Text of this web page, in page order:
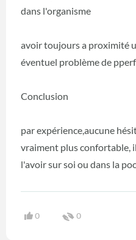
dans l'organisme
avoir toujours a proximité
éventuel problème de
Conclusion
par expérience,aucune
vraiment plus confortable,
l'avoir sur soi ou dans la
0 0